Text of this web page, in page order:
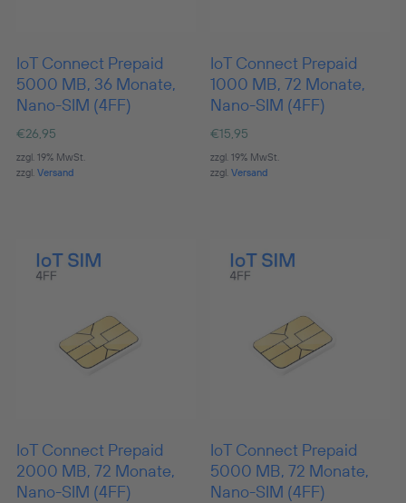
IoT Connect Prepaid
5000 MB, 36 Monate,
Nano-SIM (4FF)
€26,95
zzgl. 19% MwSt.
zzgl. Versand
IoT Connect Prepaid
1000 MB, 72 Monate,
Nano-SIM (4FF)
€15,95
zzgl. 19% MwSt.
zzgl.Versand
IoT Connect Prepaid
2000 MB, 72 Monate,
Nano-SIM (4FF)
IoT Connect Prepaid
5000 MB, 72 Monate,
Nano-SIM (4FF)